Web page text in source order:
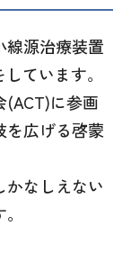
線源治療装置
ています。
(ACT)に参画
を広げる啓蒙
なしえない